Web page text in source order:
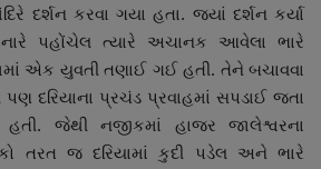
દર્શન કરવા ગયા હતા. જ્યાં દર્શન કર્યા
પહોંચેલ ત્યારે અચાનક આવેલા ભારે
એક યુવતી તણાઈ ગઈ હતી. તેને બચાવવા
પણ દરિયાના પ્રચંડ પ્રવાહમાં સપડાઈ જતા
જેથી નજીકમાં હાજર જાલેશ્વરના
તરત જ દરિયામાં કુદી પડેલ અને ભારે